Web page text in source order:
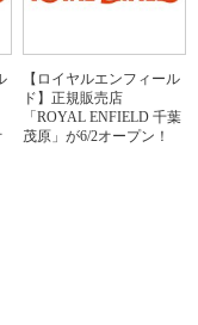
【ロイヤルエンフィール
ド】正規販売店
「ROYAL ENFIELD 千葉
茂原」が6/2オープン！